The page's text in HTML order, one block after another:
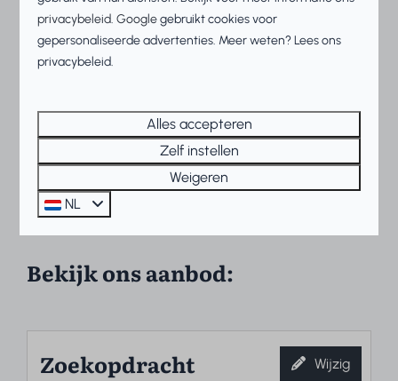
Ontspan bij wellness De Leliehof
Bezoek Afsluitdijk Wadden Center
Boek uw watersportvakantie in Friesland
Bekijk de prijzen en beschikbaarheid.
Bekijk ons aanbod:
Zoekopdracht Wijzig
privacybeleid.Googlegebruikt cookies voor
gepersonaliseerde advertenties. Meer weten? Lees ons
privacybeleid.
Alles accepteren
Zelf instellen
Weigeren
NL